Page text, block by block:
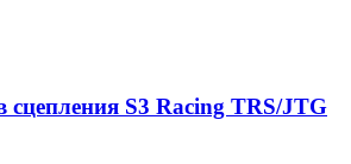
сцепления S3 Racing TRS/JTG